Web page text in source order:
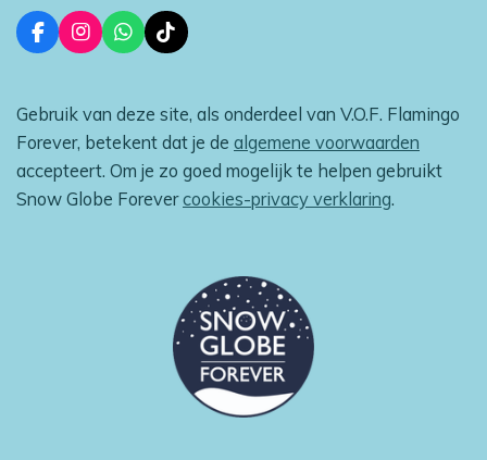
F
a
b
o
k
I
n
a
g
r
a
m
W
h
s
A
p
T
i
o
k
Gebruik van deze site, als onderdeel van V.O.F. Flamingo
Forever, betekent dat je de algemene voorwaarden
accepteert. Om je zo goed mogelijk te helpen gebruikt
Snow Globe Forevercookies-privacy verklaring.